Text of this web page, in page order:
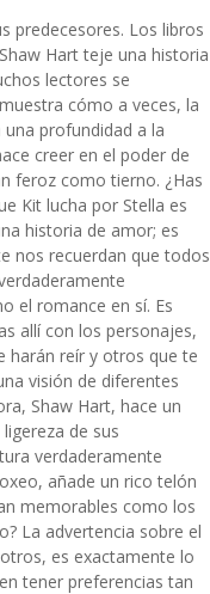
predecesores. Los libros
Hart teje una historia
lectores se
cómo a veces, la
profundidad a la
creer en el poder de
feroz como tierno. ¿Has
Kit lucha por Stella es
historia de amor; es
nos recuerdan que todos
el romance en sí. Es
allí con los personajes,
harán reír y otros que te
visión de diferentes
Shaw Hart, hace un
de sus
verdaderamente
añade un rico telón
memorables como los
La advertencia sobre el
es exactamente lo
tener preferencias tan